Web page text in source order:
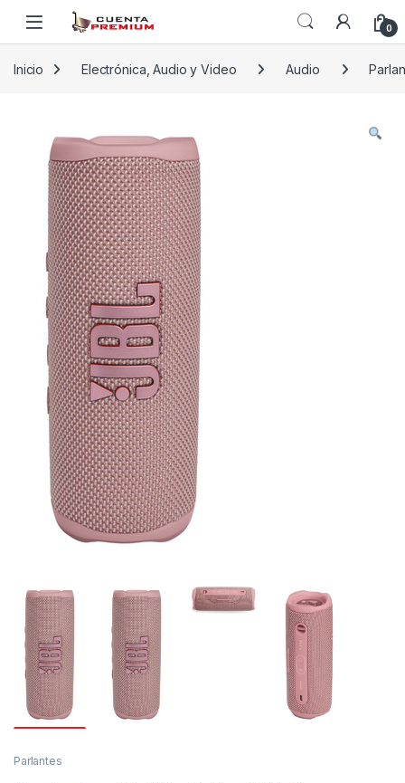
Skip to navigation
Skip to content
0
Inicio Electrónica, Audio y Video Audio
Parlantes